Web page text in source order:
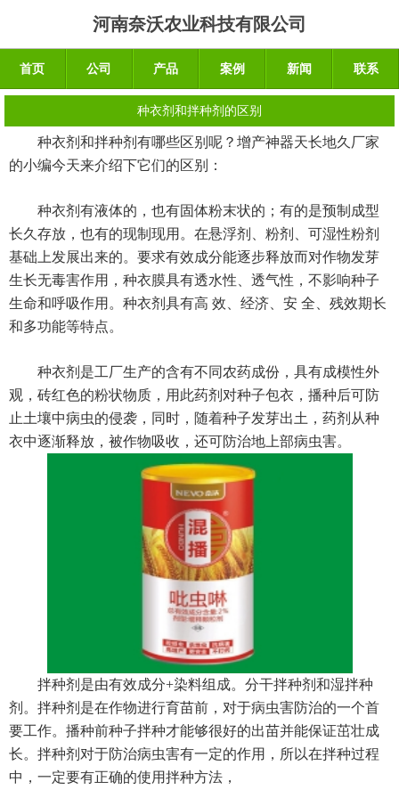
河南奈沃农业科技有限公司
首页 公司 产品 案例 新闻 联系
种衣剂和拌种剂的区别
种衣剂和拌种剂有哪些区别呢？增产神器天长地久厂家
的小编今天来介绍下它们的区别：
种衣剂有液体的，也有固体粉末状的；有的是预制成型
长久存放，也有的现制现用。在悬浮剂、粉剂、可湿性粉剂
基础上发展出来的。要求有效成分能逐步释放而对作物发芽
生长无毒害作用，种衣膜具有透水性、透气性，不影响种子
生命和呼吸作用。种衣剂具有高 效、经济、安 全、残效期长
和多功能等特点。
种衣剂是工厂生产的含有不同农药成份，具有成模性外
观，砖红色的粉状物质，用此药剂对种子包衣，播种后可防
止土壤中病虫的侵袭，同时，随着种子发芽出土，药剂从种
衣中逐渐释放，被作物吸收，还可防治地上部病虫害。
拌种剂是由有效成分+染料组成。分干拌种剂和湿拌种
剂。拌种剂是在作物进行育苗前，对于病虫害防治的一个首
要工作。播种前种子拌种才能够很好的出苗并能保证茁壮成
长。拌种剂对于防治病虫害有一定的作用，所以在拌种过程
中，一定要有正确的使用拌种方法，